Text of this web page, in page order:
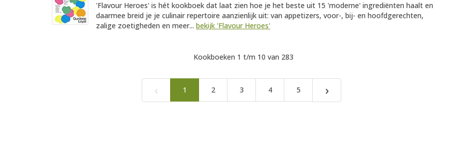
'Flavour Heroes' is hét kookboek dat laat zien hoe je het beste uit 15 'moderne' ingrediënten haalt en
daarmee breid je je culinair repertoire aanzienlijk uit: van appetizers, voor-, bij- en hoofdgerechten,
zalige zoetigheden en meer... bekijk 'Flavour Heroes'
Kookboeken 1 t/m 10 van 283
‹ 1 2 3 4 5 ›